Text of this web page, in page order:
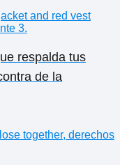
respalda tus
de la